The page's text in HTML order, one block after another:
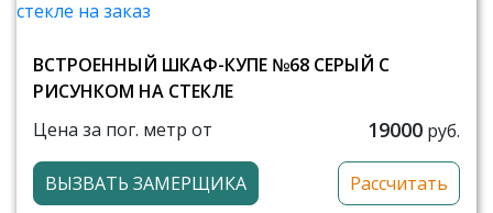
ВСТРОЕННЫЙ ШКАФ-КУПЕ №68 СЕРЫЙ С
РИСУНКОМ НА СТЕКЛЕ
Цена за пог. метр от
19000 руб.
ВЫЗВАТЬ ЗАМЕРЩИКА Рассчитать